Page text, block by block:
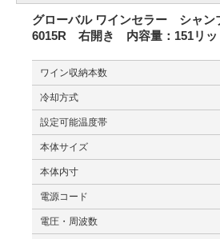
グローバル ワインセラー シャン
6015R 右開き 内容量：151リッ
ワイン収納本数
冷却方式
設定可能温度帯
本体サイズ
本体内寸
電源コード
電圧・周波数